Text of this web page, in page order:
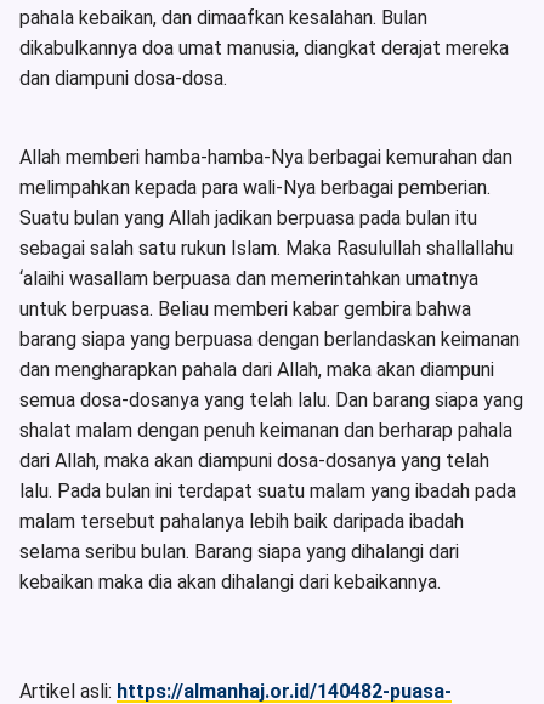
pahala kebaikan, dan dimaafkan kesalahan. Bulan
dikabulkannya doa umat manusia, diangkat derajat mereka
dan diampuni dosa-dosa.
Allah memberi hamba-hamba-Nya berbagai kemurahan dan
melimpahkan kepada para wali-Nya berbagai pemberian.
Suatu bulan yang Allah jadikan berpuasa pada bulan itu
sebagai salah satu rukun Islam. Maka Rasulullah shallallahu
‘alaihi wasallam berpuasa dan memerintahkan umatnya
untuk berpuasa. Beliau memberi kabar gembira bahwa
barang siapa yang berpuasa dengan berlandaskan keimanan
dan mengharapkan pahala dari Allah, maka akan diampuni
semua dosa-dosanya yang telah lalu. Dan barang siapa yang
shalat malam dengan penuh keimanan dan berharap pahala
dari Allah, maka akan diampuni dosa-dosanya yang telah
lalu. Pada bulan ini terdapat suatu malam yang ibadah pada
malam tersebut pahalanya lebih baik daripada ibadah
selama seribu bulan. Barang siapa yang dihalangi dari
kebaikan maka dia akan dihalangi dari kebaikannya.
Artikel asli: https://almanhaj.or.id/140482-puasa-